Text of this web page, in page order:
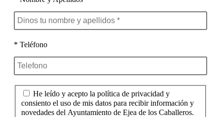
* Teléfono
He leído y acepto la política de privacidad y
consiento el uso de mis datos para recibir información y
novedades del Ayuntamiento de Ejea de los Caballeros.